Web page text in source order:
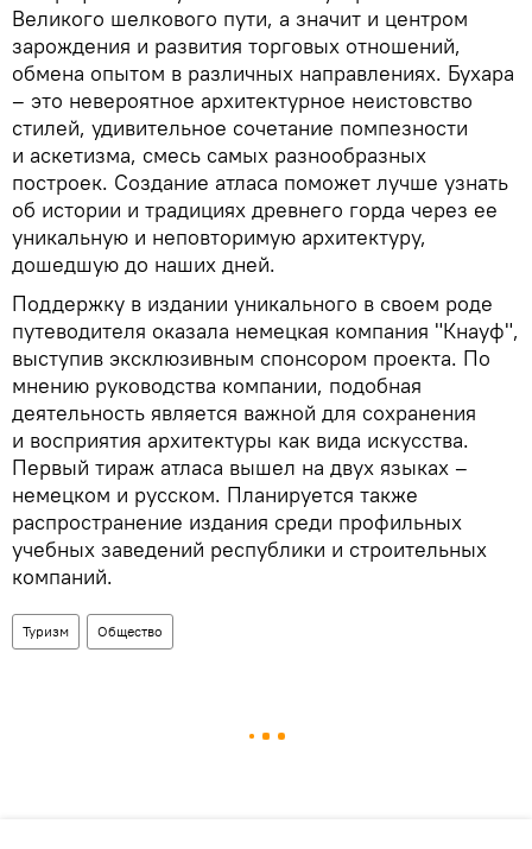
Великого шелкового пути, а значит и центром
зарождения и развития торговых отношений,
обмена опытом в различных направлениях. Бухара
– это невероятное архитектурное неистовство
стилей, удивительное сочетание помпезности
и аскетизма, смесь самых разнообразных
построек. Создание атласа поможет лучше узнать
об истории и традициях древнего горда через ее
уникальную и неповторимую архитектуру,
дошедшую до наших дней.
Поддержку в издании уникального в своем роде
путеводителя оказала немецкая компания "Кнауф",
выступив эксклюзивным спонсором проекта. По
мнению руководства компании, подобная
деятельность является важной для сохранения
и восприятия архитектуры как вида искусства.
Первый тираж атласа вышел на двух языках –
немецком и русском. Планируется также
распространение издания среди профильных
учебных заведений республики и строительных
компаний.
Туризм Общество